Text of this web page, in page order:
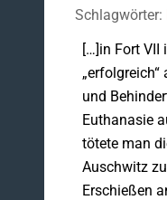
Schlagwörter:
[…]in Fort VII
und
Euthanasie
tötete man
Auschwitz
Erschießen